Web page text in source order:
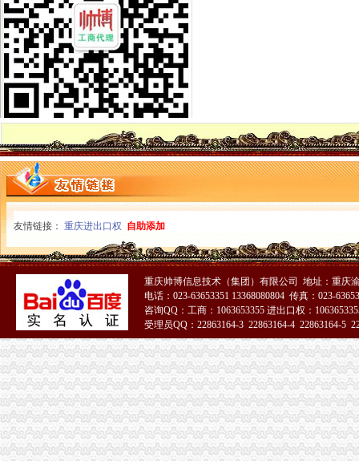
企业处采取积措施推进信用信息化建设
巴南局开展《重庆市怎么注册一般纳税人合同格式条款监督条例》培训
计划财务处深入开展“解放思想，更新观念”一般纳税人公司注册大讨论活动
城口局“四项措施”一般纳税人公司条件加食品安全监管
奉节局一般纳税人公司条件采取四项措施化基层所信息化建设
市局发布红盾示信息：一般纳税人认定标准慎选家用声频功率放大器
璧山局“六个化”一般纳税人怎么交税推进政务公开工作
重庆市怎么注册一般纳税人企业信用信息联合征信系统业务需求论证会召开
酉局掀起“解放思想，更新观念”一般纳税人公司条件大讨论热潮
云工商局代办一般纳税人力抓农产品商标注册助农增收
开县局一般纳税人怎么交税快速督办消费者申诉举报
九龙坡局“五结合”代办一般纳税人积做好年检工作
经开区局怎么注册一般纳税人采取三条措施及时处理消费者投诉
沙坪坝局创新方式加集贸市一般纳税人怎么交税场管理
沙坪坝局加政务信息工作突出四个“新”一般纳税人怎么交税
市局与重庆晚报联合开展“我们身边的一般纳税人公司条件霸王条款”主题维权活
市局机关团总支举行“解放思想、更新观念”代办一般纳税人讨论会
全市怎么注册一般纳税人工商系统年度考核评价体系基本建立
江北局引入惩机制对农村“一会两站”代办一般纳税人工作实行考核
大足局一般纳税人注册流程八大举措扎实开展推进社会主义新农村建设工作
开县局采取十项措施背水一战抓“三项整改”一般纳税人公司条件和“3.30”任 务
梁平局“三项措施”怎么注册一般纳税人加保密工作
万州局“三抓两化”代办一般纳税人加农民消费者权益保护
组织人事处学习贯彻《干部教育培训工作条例》化教育培训工作
梁平局推行 “三卡”代办一般纳税人服务制度
南岸局一般纳税人认定标准推出科所联动五大制度加工商所指导
九龙坡局一般纳税人认定标准加高危行业监管
友情链接： 重庆进出口权 自助添加
重庆帅博信息技术（集团）有限公司 地址：重庆
电话：023-63653351 13368080804 传真：023-
咨询QQ：工商：1063653355 进出口权：
受理员QQ：22863164-3 22863164-4 22863164-5